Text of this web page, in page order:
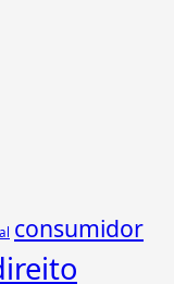
consumidor